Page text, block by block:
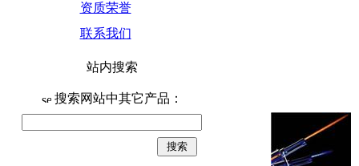
资质荣誉
联系我们
站内搜索
搜索网站中其它产品：